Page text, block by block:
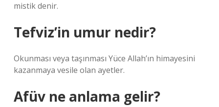
mistik denir.
Tefviz’in umur nedir?
Okunması veya taşınması Yüce Allah’ın himayesini
kazanmaya vesile olan ayetler.
Afüv ne anlama gelir?